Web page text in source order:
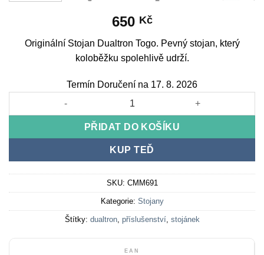
650 Kč
Originální Stojan Dualtron Togo. Pevný stojan, který
koloběžku spolehlivě udrží.
Termín Doručení na 17. 8. 2026
Originální Stojan Dualtron Togo množství
PŘIDAT DO KOŠÍKU
KUP TEĎ
SKU: CMM691
Kategorie: Stojany
Štítky: dualtron, příslušenství, stojánek
EAN